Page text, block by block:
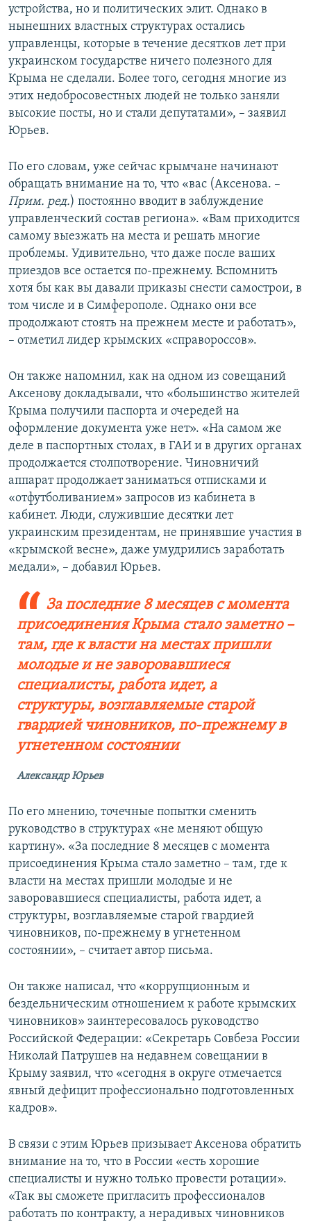
устройства, но и политических элит. Однако в
нынешних властных структурах остались
управленцы, которые в течение десятков лет при
украинском государстве ничего полезного для
Крыма не сделали. Более того, сегодня многие из
этих недобросовестных людей не только заняли
высокие посты, но и стали депутатами», – заявил
Юрьев.
По его словам, уже сейчас крымчане начинают
обращать внимание на то, что «вас (Аксенова. –
Прим. ред.) постоянно вводит в заблуждение
управленческий состав региона». «Вам приходится
самому выезжать на места и решать многие
проблемы. Удивительно, что даже после ваших
приездов все остается по-прежнему. Вспомнить
хотя бы как вы давали приказы снести самострои, в
том числе и в Симферополе. Однако они все
продолжают стоять на прежнем месте и работать»,
– отметил лидер крымских «справороссов».
Он также напомнил, как на одном из совещаний
Аксенову докладывали, что «большинство жителей
Крыма получили паспорта и очередей на
оформление документа уже нет». «На самом же
деле в паспортных столах, в ГАИ и в других органах
продолжается столпотворение. Чиновничий
аппарат продолжает заниматься отписками и
«отфутболиванием» запросов из кабинета в
кабинет. Люди, служившие десятки лет
украинским президентам, не принявшие участия в
«крымской весне», даже умудрились заработать
медали», – добавил Юрьев.
За последние 8 месяцев с момента
присоединения Крыма стало заметно –
там, где к власти на местах пришли
молодые и не заворовавшиеся
специалисты, работа идет, а
структуры, возглавляемые старой
гвардией чиновников, по-прежнему в
угнетенном состоянии
Александр Юрьев
По его мнению, точечные попытки сменить
руководство в структурах «не меняют общую
картину». «За последние 8 месяцев с момента
присоединения Крыма стало заметно – там, где к
власти на местах пришли молодые и не
заворовавшиеся специалисты, работа идет, а
структуры, возглавляемые старой гвардией
чиновников, по-прежнему в угнетенном
состоянии», – считает автор письма.
Он также написал, что «коррупционным и
бездельническим отношением к работе крымских
чиновников» заинтересовалось руководство
Российской Федерации: «Секретарь Совбеза России
Николай Патрушев на недавнем совещании в
Крыму заявил, что «сегодня в округе отмечается
явный дефицит профессионально подготовленных
кадров».
В связи с этим Юрьев призывает Аксенова обратить
внимание на то, что в России «есть хорошие
специалисты и нужно только провести ротации».
«Так вы сможете пригласить профессионалов
работать по контракту, а нерадивых чиновников